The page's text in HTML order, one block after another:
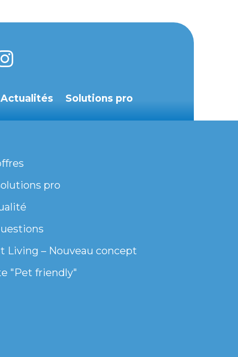
Actualités Solutions pro
pro
Living – Nouveau concept
"Pet friendly"